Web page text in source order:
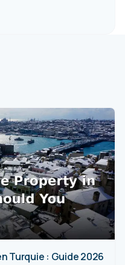
Turquie : Guide 2026